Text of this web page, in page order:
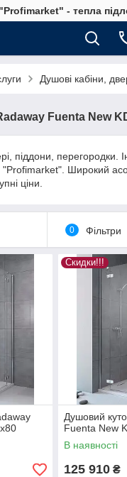
- тепла
Душові кабіни,
Fuenta New
піддони, перегородки.
"Profimarket". Широкий
ціни.
0 Фільтри
Скидки!!!
Душовий
Fuenta New
В наявності
125 910 ₴